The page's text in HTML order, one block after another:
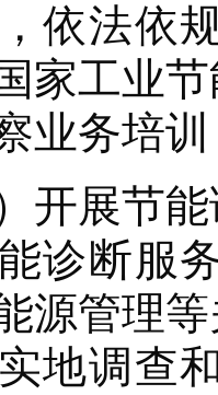
依法依
家工业
业务培
展节能
诊断服
源管理
地调查